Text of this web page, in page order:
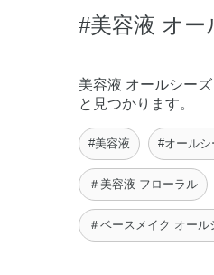
#美容液 オー
美容液 オールシー
と見つかります。
#美容液 #オールシ
＃美容液 フローラル
＃ベースメイク オール